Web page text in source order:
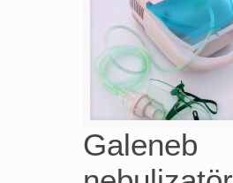
Galeneb